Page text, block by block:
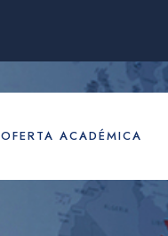
OFERTA ACADÉMICA